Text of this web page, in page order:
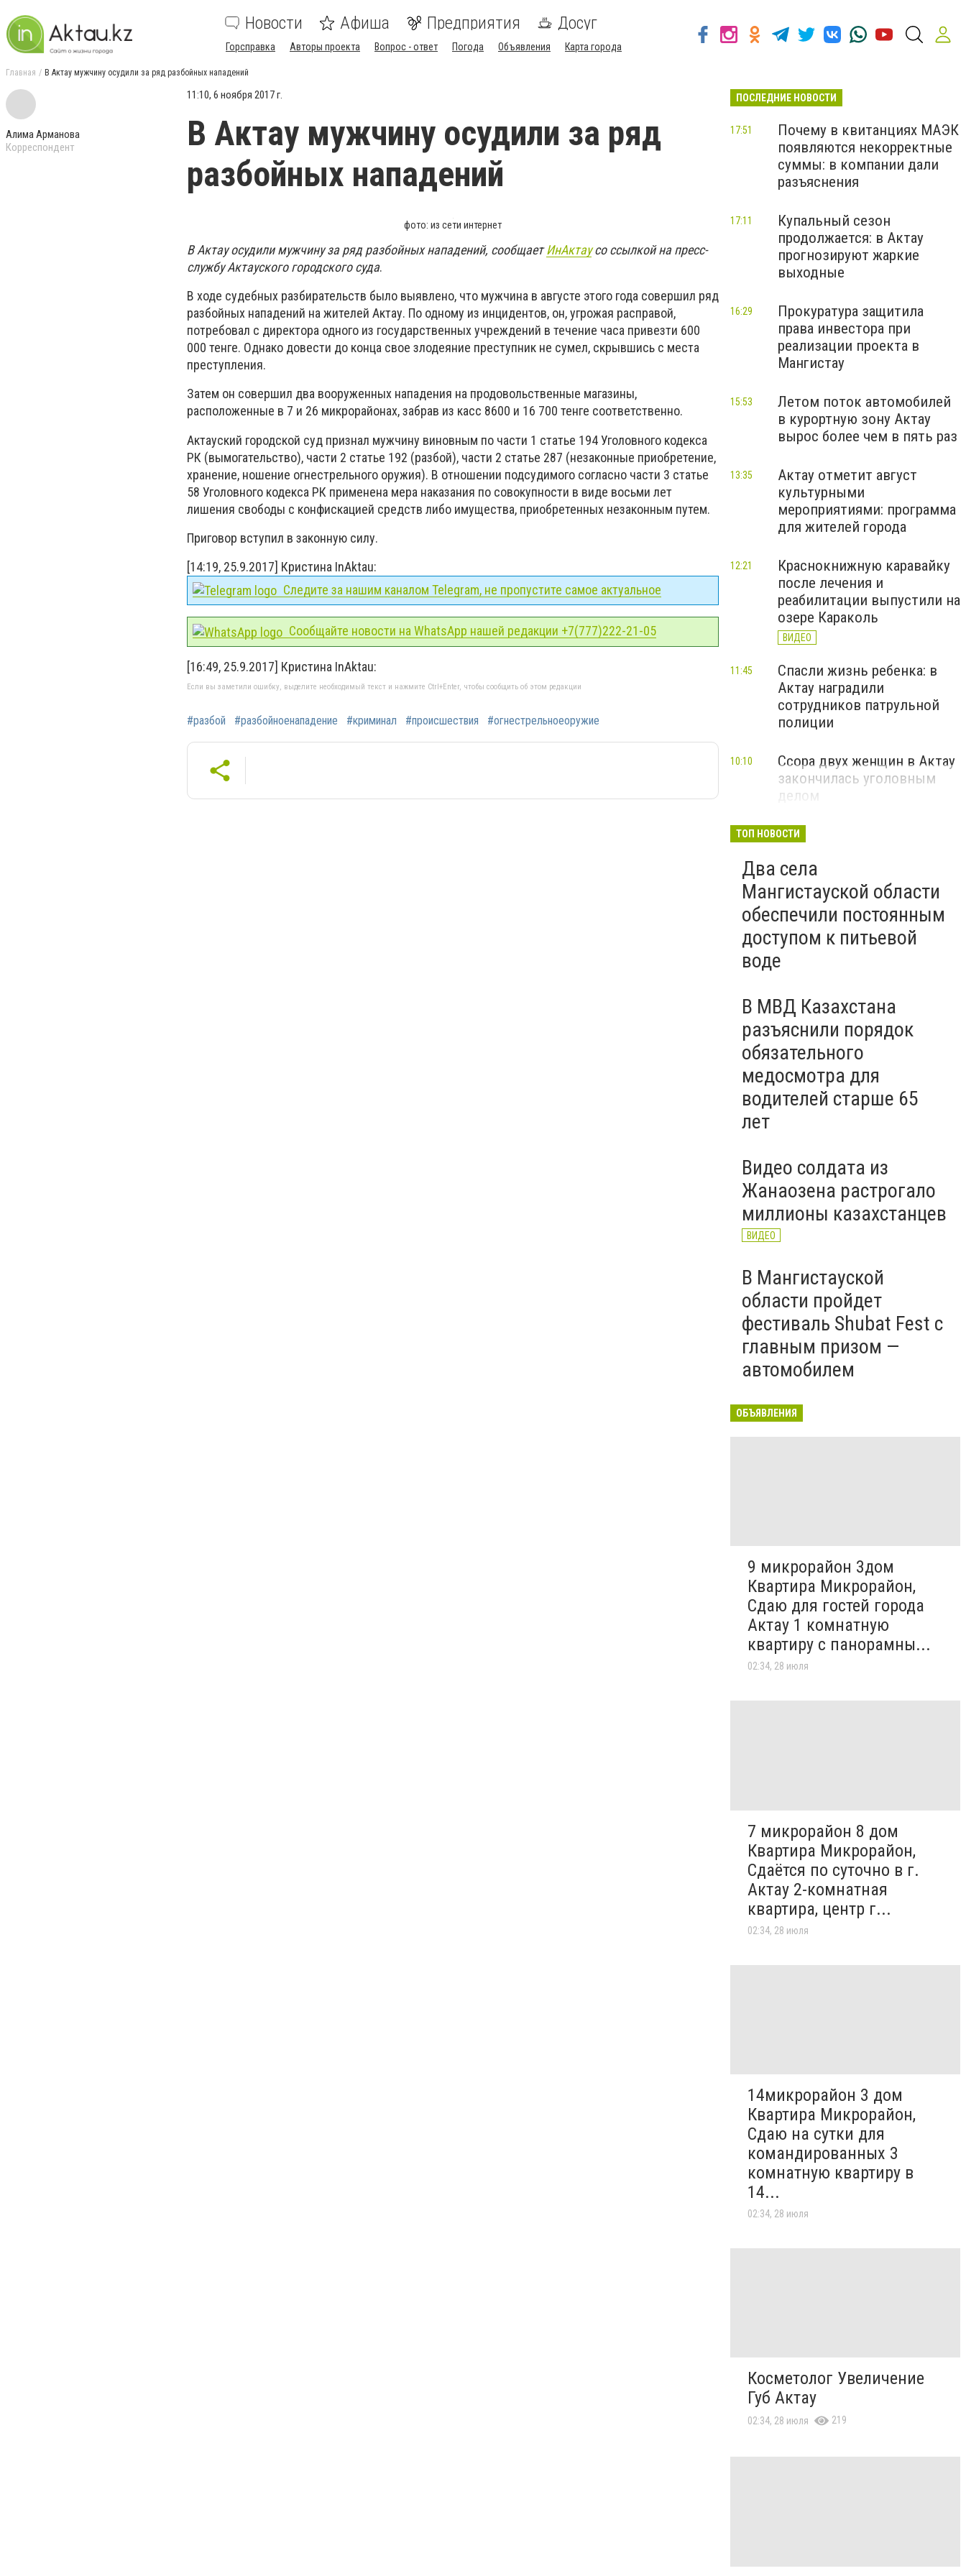
Новости Афиша Предприятия Досуг
Горсправка Авторы проекта Вопрос - ответ Погода Объявления Карта города
Главная В Актау мужчину осудили за ряд разбойных нападений
Алима Арманова
Корреспондент
11:10, 6 ноября 2017 г.
В Актау мужчину осудили за ряд
разбойных нападений
фото: из сети интернет
В Актау осудили мужчину за ряд разбойных нападений, сообщаетИнАктаусо ссылкой на пресс-
службу Актауского городского суда.
В ходе судебных разбирательств было выявлено, что мужчина в августе этого года совершил ряд
разбойных нападений на жителей Актау. По одному из инцидентов, он, угрожая расправой,
потребовал с директора одного из государственных учреждений в течение часа привезти 600
000 тенге. Однако довести до конца свое злодеяние преступник не сумел, скрывшись с места
преступления.
Затем он совершил два вооруженных нападения на продовольственные магазины,
расположенные в 7 и 26 микрорайонах, забрав из касс 8600 и 16 700 тенге соответственно.
Актауский городской суд признал мужчину виновным по части 1 статье 194 Уголовного кодекса
РК (вымогательство), части 2 статье 192 (разбой), части 2 статье 287 (незаконные приобретение,
хранение, ношение огнестрельного оружия). В отношении подсудимого согласно части 3 статье
58 Уголовного кодекса РК применена мера наказания по совокупности в виде восьми лет
лишения свободы с конфискацией средств либо имущества, приобретенных незаконным путем.
Приговор вступил в законную силу.
[14:19, 25.9.2017] Кристина InAktau:
Следите за нашим каналом Telegram, не пропустите самое актуальное
Сообщайте новости на WhatsApp нашей редакции +7(777)222-21-05
[16:49, 25.9.2017] Кристина InAktau:
Если вы заметили ошибку, выделите необходимый текст и нажмите Ctrl+Enter, чтобы сообщить об этом редакции
#разбой #разбойноенападение #криминал #происшествия #огнестрельноеоружие
ПОСЛЕДНИЕ НОВОСТИ
Почему в квитанциях МАЭК
появляются некорректные
суммы: в компании дали
разъяснения
17:51
Купальный сезон
продолжается: в Актау
прогнозируют жаркие
выходные
17:11
Прокуратура защитила
права инвестора при
реализации проекта в
Мангистау
16:29
Летом поток автомобилей
в курортную зону Актау
вырос более чем в пять раз
15:53
Актау отметит август
культурными
мероприятиями: программа
для жителей города
13:35
Краснокнижную каравайку
после лечения и
реабилитации выпустили на
озере Караколь
ВИДЕО
12:21
Спасли жизнь ребенка: в
Актау наградили
сотрудников патрульной
полиции
11:45
Ссора двух женщин в Актау
закончилась уголовным
делом
10:10
ТОП НОВОСТИ
Два села
Мангистауской области
обеспечили постоянным
доступом к питьевой
воде
В МВД Казахстана
разъяснили порядок
обязательного
медосмотра для
водителей старше 65
лет
Видео солдата из
Жанаозена растрогало
миллионы казахстанцев
ВИДЕО
В Мангистауской
области пройдет
фестиваль Shubat Fest с
главным призом —
автомобилем
ОБЪЯВЛЕНИЯ
9 микрорайон 3дом
Квартира Микрорайон,
Сдаю для гостей города
Актау 1 комнатную
квартиру с панорамны...
02:34, 28 июля
7 микрорайон 8 дом
Квартира Микрорайон,
Сдаётся по суточно в г.
Актау 2-комнатная
квартира, центр г...
02:34, 28 июля
14микрорайон 3 дом
Квартира Микрорайон,
Сдаю на сутки для
командированных 3
комнатную квартиру в
14...
02:34, 28 июля
Косметолог Увеличение
Губ Актау
02:34, 28 июля 219